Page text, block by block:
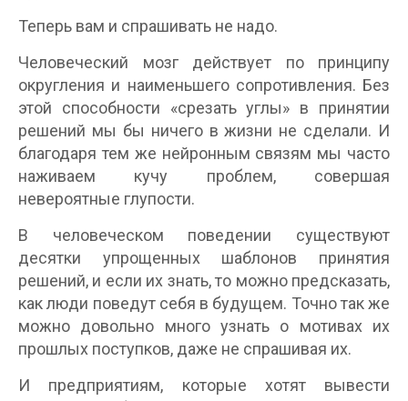
Теперь вам и спрашивать не надо.
Человеческий мозг действует по принципу
округления и наименьшего сопротивления. Без
этой способности «срезать углы» в принятии
решений мы бы ничего в жизни не сделали. И
благодаря тем же нейронным связям мы часто
наживаем кучу проблем, совершая
невероятные глупости.
В человеческом поведении существуют
десятки упрощенных шаблонов принятия
решений, и если их знать, то можно предсказать,
как люди поведут себя в будущем. Точно так же
можно довольно много узнать о мотивах их
прошлых поступков, даже не спрашивая их.
И предприятиям, которые хотят вывести